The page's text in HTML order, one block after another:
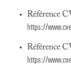
Référence
https://
Référence
https://